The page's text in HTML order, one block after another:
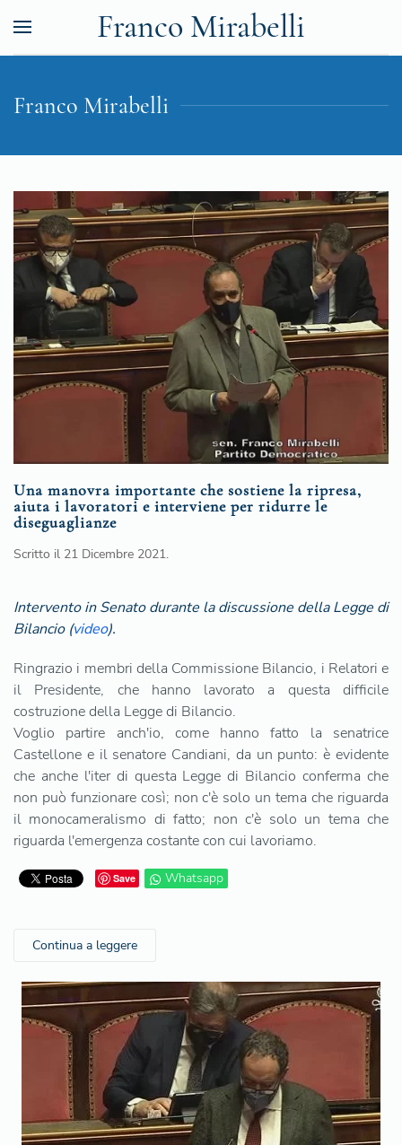
Franco Mirabelli
Franco Mirabelli
Una manovra importante che sostiene la ripresa,
aiuta i lavoratori e interviene per ridurre le
diseguaglianze
Scritto il 21 Dicembre 2021.
Intervento in Senato durante la discussione della Legge di
Bilancio (video).
Ringrazio i membri della Commissione Bilancio, i Relatori e
il Presidente, che hanno lavorato a questa difficile
costruzione della Legge di Bilancio.
Voglio partire anch'io, come hanno fatto la senatrice
Castellone e il senatore Candiani, da un punto: è evidente
che anche l'iter di questa Legge di Bilancio conferma che
non può funzionare così; non c'è solo un tema che riguarda
il monocameralismo di fatto; non c'è solo un tema che
riguarda l'emergenza costante con cui lavoriamo.
Save Whatsapp
Continua a leggere